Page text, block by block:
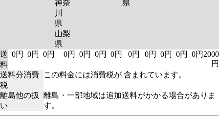
神奈
川
県
山梨
県
県
送
料
0円 0円 0円 0円 0円 0円 0円 0円 0円 0円 0円 0円 2000
円
送料分消費
税
この料金には消費税が 含まれています。
離島他の扱
い
離島・一部地域は追加送料がかかる場合がありま
す。